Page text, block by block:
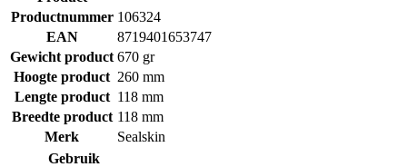
Productnummer 106324
EAN
8719401653747
Gewicht product 670 gr
Hoogte product 260 mm
Lengte product 118 mm
Breedte product 118 mm
Merk
Sealskin
Gebruik